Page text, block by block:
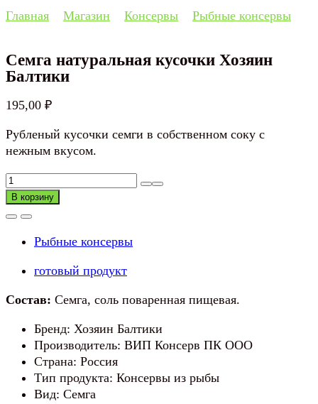
Главная Магазин Консервы Рыбные консервы
Семга натуральная кусочки Хозяин
Балтики
195,00 ₽
Рубленый кусочки семги в собственном соку с
нежным вкусом.
Количество
товара
Семга
кусочки
Балтики
В корзину
Рыбные консервы
готовый продукт
Состав: Семга, соль поваренная пищевая.
Бренд: Хозяин Балтики
Производитель: ВИП Консерв ПК ООО
Страна: Россия
Тип продукта: Консервы из рыбы
Вид: Семга